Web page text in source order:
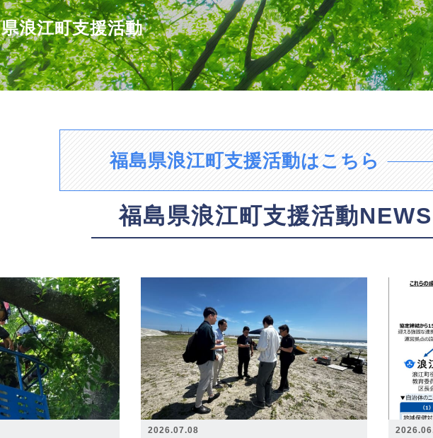
浪江町支援活動
福島県浪江町支援活動はこちら
福島県浪江町支援活動NEWS
2026.07.08